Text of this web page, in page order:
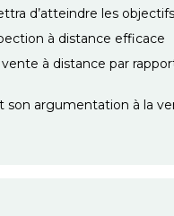
d’atteindre les
à distance efficace
à distance par
argumentation à la